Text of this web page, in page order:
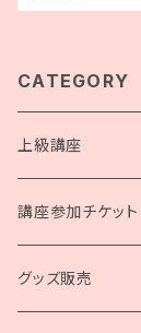
CATEGORY
上級講座
講座参加チケット
グッズ販売